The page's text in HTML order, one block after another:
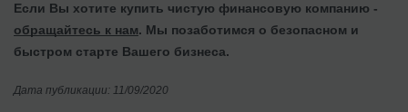
Если Вы хотите купить чистую финансовую компанию -
обращайтесь к нам. Мы позаботимся о безопасном и
быстром старте Вашего бизнеса.
Дата публикации: 11/09/2020